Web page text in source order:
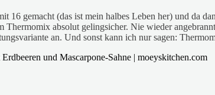
16 gemacht (das ist mein halbes Leben her) und da
Thermomix absolut gelingsicher. Nie wieder
an. Und sonst kann ich nur sagen: